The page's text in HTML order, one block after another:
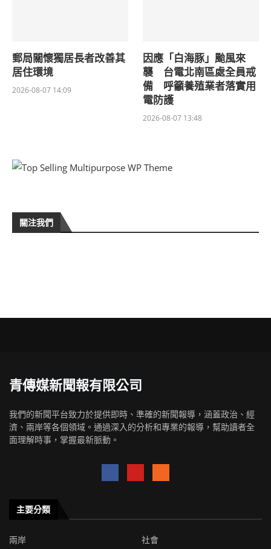
郵局關懷獨居長者改善其
居住環境
2026-08-07 14:09
因應「白海豚」颱風來
襲 台電北南區處全員戒
備 呼籲養殖業者落實用
電防護
2026-08-07 13:48
關注我們
青傳媒新聞報有限公司
我們的新聞平台致力於提供即時、準確的新聞報導，涵蓋政治、經
濟、兩岸等各個領域。通過深入的分析和專業的報導，幫助讀者全
面理解時事，掌握最新脈動。
主要分類
兩岸
社會